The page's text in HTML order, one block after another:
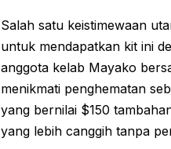
Salah satu keistimewaan
untuk mendapatkan kit ini
anggota kelab Mayako
menikmati penghematan
yang bernilai $150
yang lebih canggih tanpa